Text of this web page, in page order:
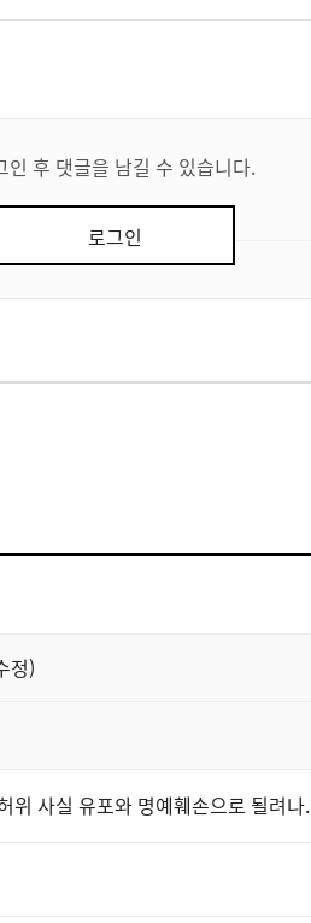
인 후 댓글을 남길 수 있습니다.
로그인
정)
위 사실 유포와 명예훼손으로 될려나.